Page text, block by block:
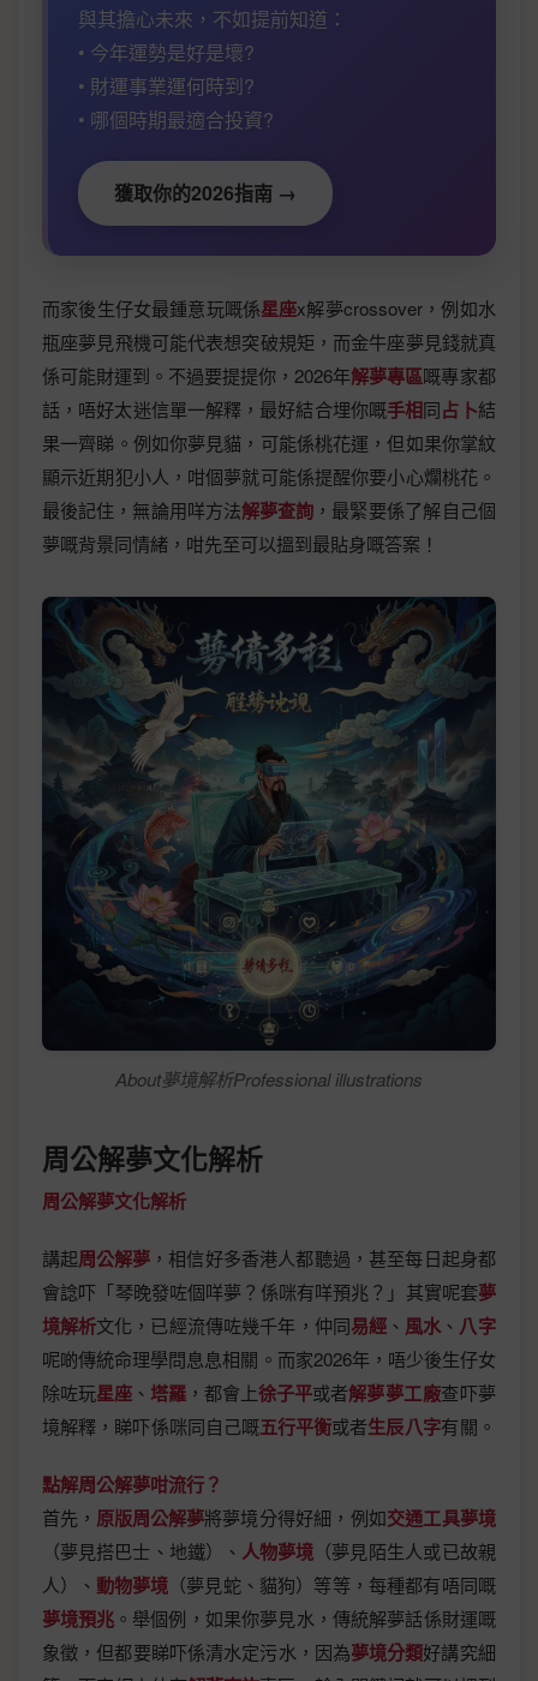
與其擔心未來，不如提前知道：
• 今年運勢是好是壞?
• 財運事業運何時到?
• 哪個時期最適合投資?
獲取你的2026指南 →
而家後生仔女最鍾意玩嘅係星座x解夢crossover，例如水
瓶座夢見飛機可能代表想突破規矩，而金牛座夢見錢就真
係可能財運到。不過要提提你，2026年解夢專區嘅專家都
話，唔好太迷信單一解釋，最好結合埋你嘅手相同占卜結
果一齊睇。例如你夢見貓，可能係桃花運，但如果你掌紋
顯示近期犯小人，咁個夢就可能係提醒你要小心爛桃花。
最後記住，無論用咩方法解夢查詢 ，最緊要係了解自己個
夢嘅背景同情緒，咁先至可以搵到最貼身嘅答案！
About夢境解析Professional illustrations
周公解夢文化解析
周公解夢文化解析
講起周公解夢 ，相信好多香港人都聽過，甚至每日起身都
會諗吓「琴晚發咗個咩夢？係咪有咩預兆？」其實呢套夢
境解析文化，已經流傳咗幾千年，仲同易經 、 風水 、 八字
呢啲傳統命理學問息息相關。而家2026年，唔少後生仔女
除咗玩星座 、 塔羅 ，都會上徐子平或者解夢夢工廠查吓夢
境解釋，睇吓係咪同自己嘅五行平衡或者生辰八字有關。
點解周公解夢咁流行？
首先， 原版周公解夢將夢境分得好細，例如交通工具夢境
（夢見搭巴士、地鐵）、 人物夢境 （夢見陌生人或已故親
人）、 動物夢境 （夢見蛇、貓狗）等等，每種都有唔同嘅
夢境預兆 。舉個例，如果你夢見水，傳統解夢話係財運嘅
象徵，但都要睇吓係清水定污水，因為夢境分類好講究細